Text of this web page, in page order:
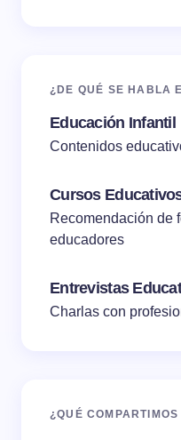
¿DE QUÉ SE HABLA
Educación Infantil
Contenidos
Cursos
Recomendación de
educadores
Entrevistas
Charlas con
¿QUÉ